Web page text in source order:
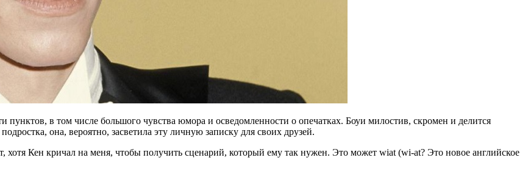
в том числе большого чувства юмора и осведомленности о опечатках. Боуи милостив, скромен и делится
она, вероятно, засветила эту личную записку для своих друзей.
хотя Кен кричал на меня, чтобы получить сценарий, который ему так нужен. Это может wiat (wi-at? Это новое английское